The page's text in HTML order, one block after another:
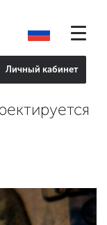
Личный кабинет